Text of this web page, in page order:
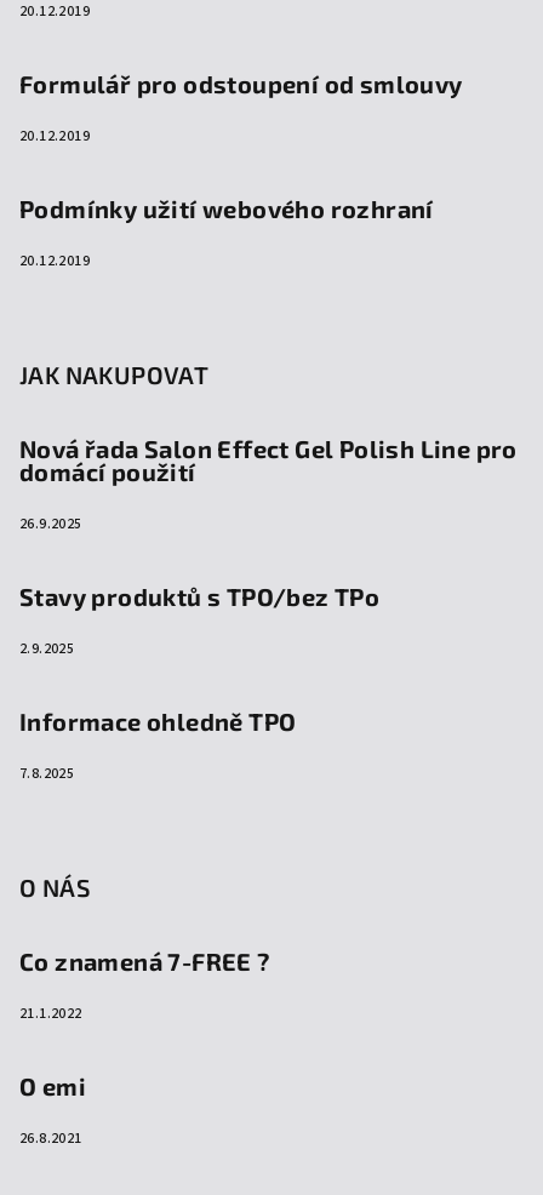
20.12.2019
Formulář pro odstoupení od smlouvy
20.12.2019
Podmínky užití webového rozhraní
20.12.2019
JAK NAKUPOVAT
Nová řada Salon Effect Gel Polish Line pro
domácí použití
26.9.2025
Stavy produktů s TPO/bez TPo
2.9.2025
Informace ohledně TPO
7.8.2025
O NÁS
Co znamená 7-FREE ?
21.1.2022
O emi
26.8.2021